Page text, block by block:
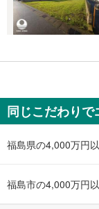
同じこだわり
福島県の4,000万円
福島市の4,000万円